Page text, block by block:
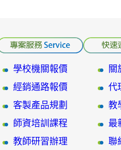
學校機關報價
經銷通路報價
客製產品規劃
師資培訓課程
教師研習辦理
關
代
教
最
聯